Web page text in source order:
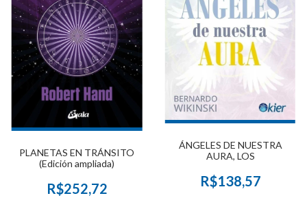
PLANETAS EN TRÁNSITO
(Edición ampliada)
R$252,72
ÁNGELES DE NUESTRA
AURA, LOS
R$138,57